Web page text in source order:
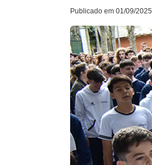
Publicado em 01/09/2025